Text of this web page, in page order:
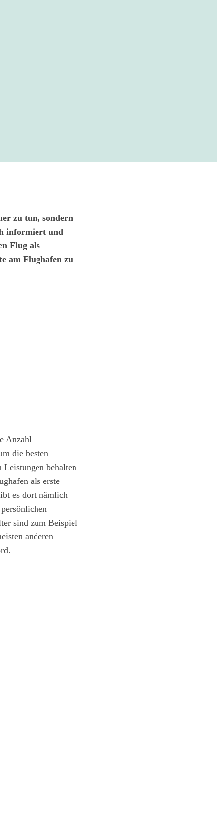
zu tun, sondern
informiert und
Flug als
am Flughafen zu
Anzahl
die besten
Leistungen behalten
als erste
es dort nämlich
sind zum Beispiel
anderen